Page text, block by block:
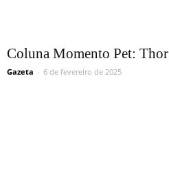
Coluna Momento Pet: Thor
Gazeta - 6 de fevereiro de 2025